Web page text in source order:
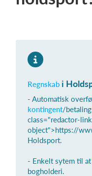
Hvad koster
Regnskab i
- Automatisk
kontingent/
class="redactor-
object">https://
Holdsport.
- Enkelt sytem til
bogholderi.